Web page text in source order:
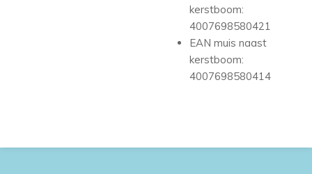
kerstboom:
4007698580421
EAN muis naast
kerstboom:
4007698580414